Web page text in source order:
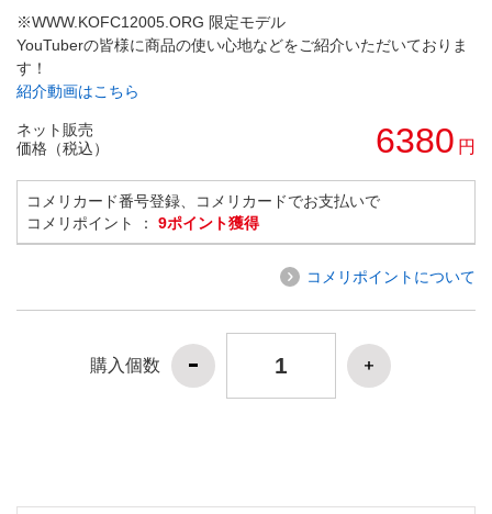
※WWW.KOFC12005.ORG 限定モデル
YouTuberの皆様に商品の使い心地などをご紹介いただいておりま
す！
紹介動画はこちら
ネット販売
価格（税込）
6380 円
コメリカード番号登録、コメリカードでお支払いで
コメリポイント ： 9ポイント獲得
コメリポイントについて
購入個数